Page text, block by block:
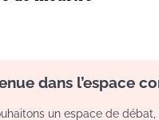
dans l’espace
un espace de